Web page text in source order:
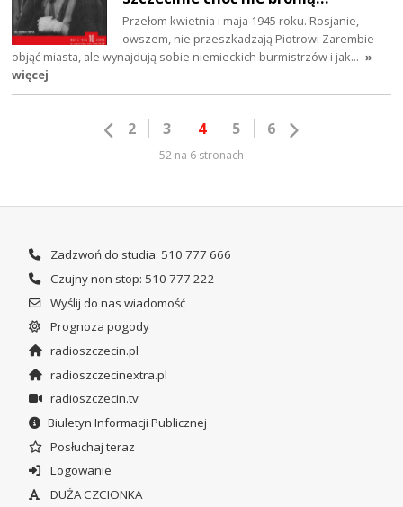
Przełom kwietnia i maja 1945 roku. Rosjanie,
owszem, nie przeszkadzają Piotrowi Zarembie
objąć miasta, ale wynajdują sobie niemieckich burmistrzów i jak… »
więcej
2 3 4 5 6
52 na 6 stronach
Zadzwoń do studia: 510 777 666
Czujny non stop: 510 777 222
Wyślij do nas wiadomość
Prognoza pogody
radioszczecin.pl
radioszczecinextra.pl
radioszczecin.tv
Biuletyn Informacji Publicznej
Posłuchaj teraz
Logowanie
DUŻA CZCIONKA